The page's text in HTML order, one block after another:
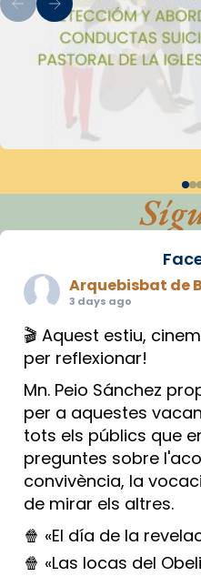
Arquebisbat de
3 days ago
🎬 Aquest estiu,
per reflexionar!
Mn. Peio Sánchez
per a aquestes
tots els públics que
preguntes sobre
convivència, la
de mirar els altres.
🍿 «El día de la
🍿 «Las locas del